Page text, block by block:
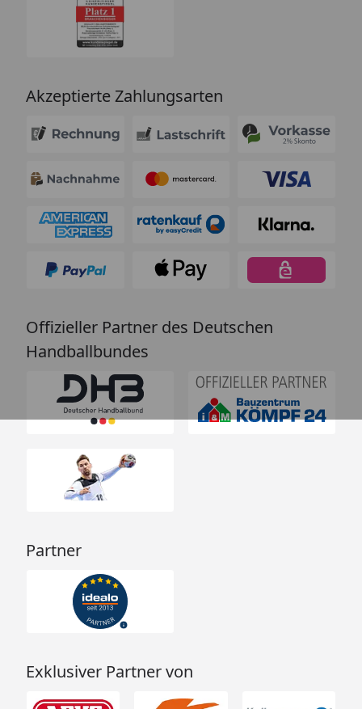
Akzeptierte Zahlungsarten
Offizieller Partner des Deutschen
Handballbundes
Partner
Exklusiver Partner von